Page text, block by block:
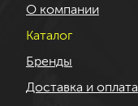
О компании
Каталог
Бренды
Доставка и оплата